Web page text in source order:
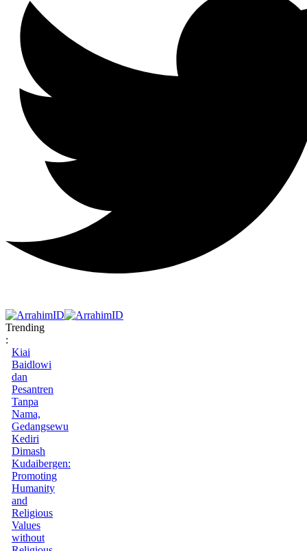
Trending
:
Kiai
Baidlowi
dan
Pesantren
Tanpa
Nama,
Gedangsewu
Kediri
Dimash
Kudaibergen:
Promoting
Humanity
and
Religious
Values
without